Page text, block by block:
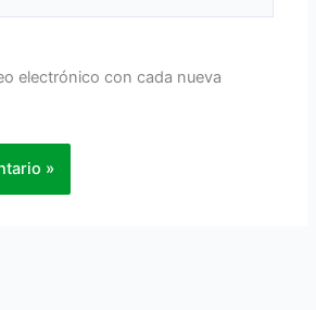
electrónico con cada nueva